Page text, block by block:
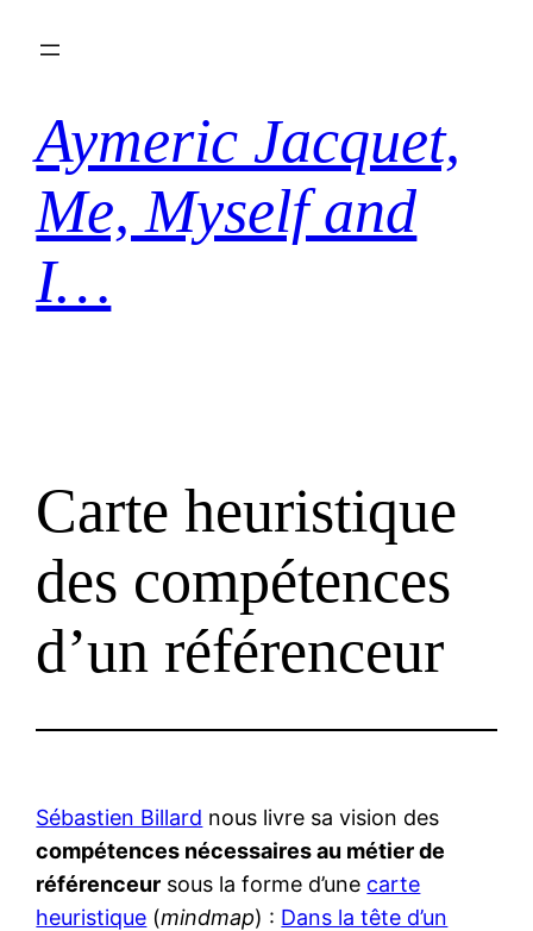
Aymeric Jacquet,
Me, Myself and
I…
Carte heuristique
des compétences
d’un référenceur
Sébastien Billard nous livre sa vision des
compétences nécessaires au métier de
référenceur sous la forme d’une carte
heuristique (mindmap) : Dans la tête d’un